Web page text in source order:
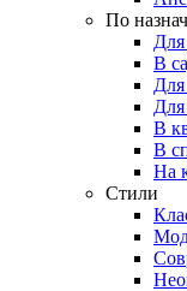
По
В
Для
Для
В
В
На
Стили